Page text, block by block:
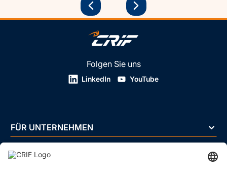
Folgen Sie uns
LinkedIn YouTube
FÜR UNTERNEHMEN
FÜR PRIVATPERSONEN